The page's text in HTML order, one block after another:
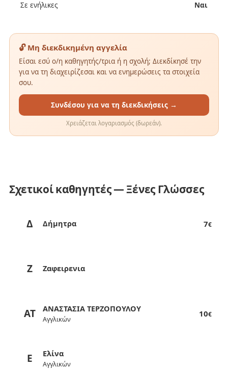
Σε ενήλικες Ναι
🔓 Μη διεκδικημένη αγγελία
Είσαι εσύ ο/η καθηγητής/τρια ή η σχολή; Διεκδίκησέ την
για να τη διαχειρίζεσαι και να ενημερώσεις τα στοιχεία
σου.
Συνδέσου για να τη διεκδικήσεις →
Χρειάζεται λογαριασμός (δωρεάν).
Σχετικοί καθηγητές — Ξένες Γλώσσες
Δ Δήμητρα 7€
Ζ Ζαφειρενια
ΑΤ ΑΝΑΣΤΑΣΙΑ ΤΕΡΖΟΠΟΥΛΟΥ
Αγγλικών
10€
Ε Ελίνα
Αγγλικών